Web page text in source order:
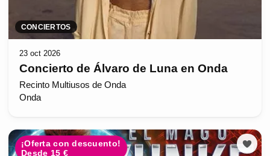
CONCIERTOS
23 oct 2026
Concierto de Álvaro de Luna en Onda
Recinto Multiusos de Onda
Onda
¡Oferta con descuento!
Desde 15 €